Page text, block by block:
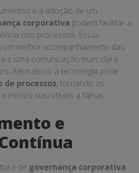
e a adoção de um
corporativa podem facilitar a
nos processos. Essas
melhor acompanhamento das
e uma comunicação mais clara
Além disso, a tecnologia pode
processos, tornando as
menos suscetíveis a falhas.
e
de governança corporativa